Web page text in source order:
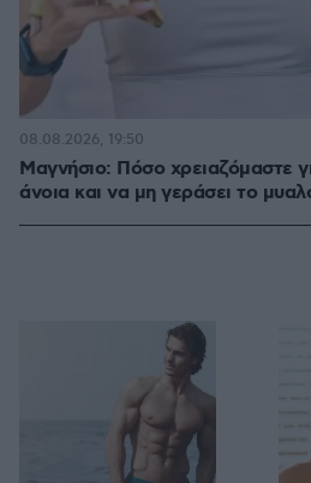
Μαγνήσιο: Πόσο χρειαζόμαστε
άνοια και να μη γεράσει το
08.08.2026, 19:50